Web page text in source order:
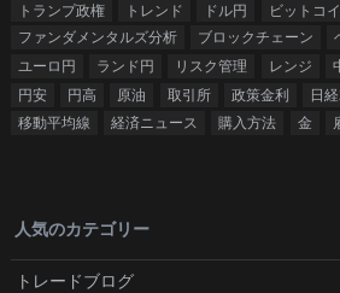
トランプ政権
トレンド ドル円
ビットコ
ファンダメンタルズ分析
ブロックチェーン
ユーロ円
ランド円 リスク管理 レンジ
円安
円高 原油 取引所 政策金利 日
移動平均線
経済ニュース 購入方法 金
人気のカテゴリー
トレードブログ